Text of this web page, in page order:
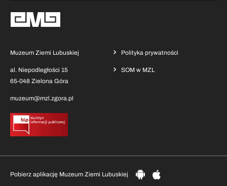
Muzeum Ziemi Lubuskiej
al. Niepodległości 15
65-048 Zielona Góra
muzeum@mzl.zgora.pl
Polityka prywatności
SOM w MZL
Pobierz aplikację Muzeum Ziemi Lubuskiej